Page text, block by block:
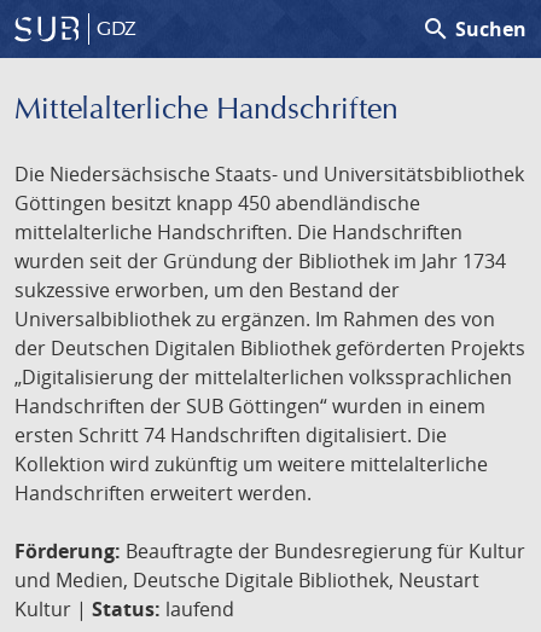
GDZ search Suchen
Mittelalterliche Handschriften
Die Niedersächsische Staats- und Universitätsbibliothek
Göttingen besitzt knapp 450 abendländische
mittelalterliche Handschriften. Die Handschriften
wurden seit der Gründung der Bibliothek im Jahr 1734
sukzessive erworben, um den Bestand der
Universalbibliothek zu ergänzen. Im Rahmen des von
der Deutschen Digitalen Bibliothek geförderten Projekts
„Digitalisierung der mittelalterlichen volkssprachlichen
Handschriften der SUB Göttingen“ wurden in einem
ersten Schritt 74 Handschriften digitalisiert. Die
Kollektion wird zukünftig um weitere mittelalterliche
Handschriften erweitert werden.
Förderung: Beauftragte der Bundesregierung für Kultur
und Medien, Deutsche Digitale Bibliothek, Neustart
Kultur | Status: laufend